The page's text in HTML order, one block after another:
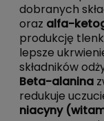
dobranych
oraz alfa-
produkcję
lepsze
składników
Beta-alanina
redukuje
niacyny